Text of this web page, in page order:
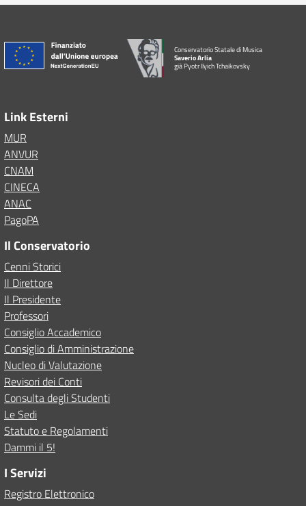
Conservatorio Statale di Musica
Saverio Arlia
già Pyotr Ilyich Tchaikovsky
Link Esterni
MUR
ANVUR
CNAM
CINECA
ANAC
PagoPA
Il Conservatorio
Cenni Storici
Il Direttore
Il Presidente
Professori
Consiglio Accademico
Consiglio di Amministrazione
Nucleo di Valutazione
Revisori dei Conti
Consulta degli Studenti
Le Sedi
Statuto e Regolamenti
Dammi il 5!
I Servizi
Registro Elettronico